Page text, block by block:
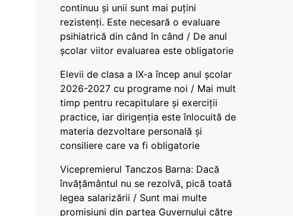
continuu și unii sunt mai puțini
rezistenți. Este necesară o evaluare
psihiatrică din când în când / De anul
școlar viitor evaluarea este obligatorie
Elevii de clasa a IX-a încep anul școlar
2026-2027 cu programe noi / Mai mult
timp pentru recapitulare și exerciții
practice, iar dirigenția este înlocuită de
materia dezvoltare personală și
consiliere care va fi obligatorie
Vicepremierul Tanczos Barna: Dacă
învățământul nu se rezolvă, pică toată
legea salarizării / Sunt mai multe
promisiuni din partea Guvernului către